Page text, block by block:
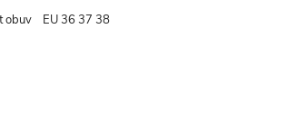
obuv EU 36 37 38